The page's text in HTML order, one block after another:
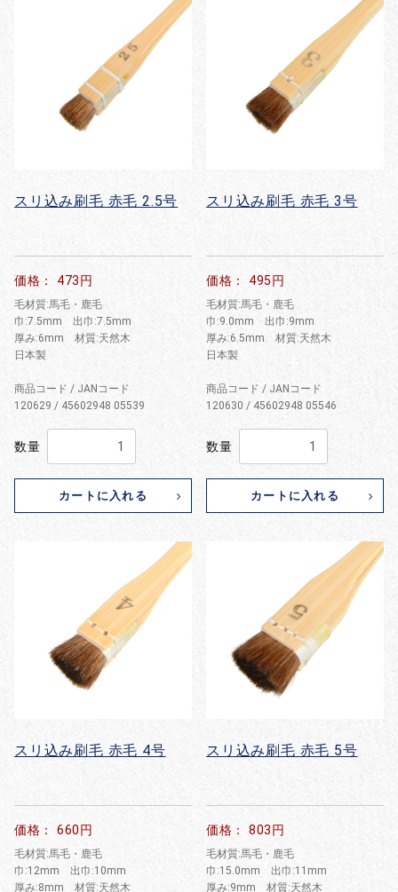
スリ込み刷毛 赤毛 2.5号
価格： 473円
毛材質:馬毛・鹿毛
巾:7.5mm 出巾:7.5mm
厚み:6mm 材質:天然木
日本製
商品コード / JANコード
120629 / 45602948 05539
数量
カートに入れる
スリ込み刷毛 赤毛 3号
価格： 495円
毛材質:馬毛・鹿毛
巾:9.0mm 出巾:9mm
厚み:6.5mm 材質:天然木
日本製
商品コード / JANコード
120630 / 45602948 05546
数量
カートに入れる
スリ込み刷毛 赤毛 4号
価格： 660円
毛材質:馬毛・鹿毛
巾:12mm 出巾:10mm
厚み:8mm 材質:天然木
スリ込み刷毛 赤毛 5号
価格： 803円
毛材質:馬毛・鹿毛
巾:15.0mm 出巾:11mm
厚み:9mm 材質:天然木